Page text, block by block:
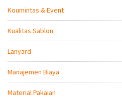
Koumintas & Event
Kualitas Sablon
Lanyard
Manajemen Biaya
Material Pakaian